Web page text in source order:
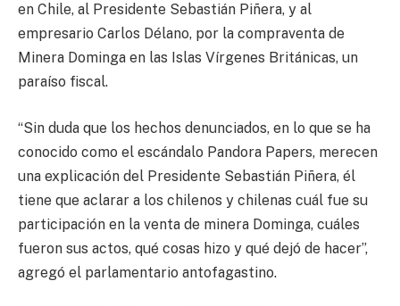
en Chile, al Presidente Sebastián Piñera, y al
empresario Carlos Délano, por la compraventa de
Minera Dominga en las Islas Vírgenes Británicas, un
paraíso fiscal.
“Sin duda que los hechos denunciados, en lo que se ha
conocido como el escándalo Pandora Papers, merecen
una explicación del Presidente Sebastián Piñera, él
tiene que aclarar a los chilenos y chilenas cuál fue su
participación en la venta de minera Dominga, cuáles
fueron sus actos, qué cosas hizo y qué dejó de hacer”,
agregó el parlamentario antofagastino.